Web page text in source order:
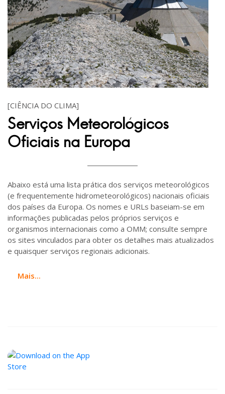
[CIÊNCIA DO CLIMA]
Serviços Meteorológicos
Oficiais na Europa
Abaixo está uma lista prática dos serviços meteorológicos
(e frequentemente hidrometeorológicos) nacionais oficiais
dos países da Europa. Os nomes e URLs baseiam-se em
informações publicadas pelos próprios serviços e
organismos internacionais como a OMM; consulte sempre
os sites vinculados para obter os detalhes mais atualizados
e quaisquer serviços regionais adicionais.
Mais...